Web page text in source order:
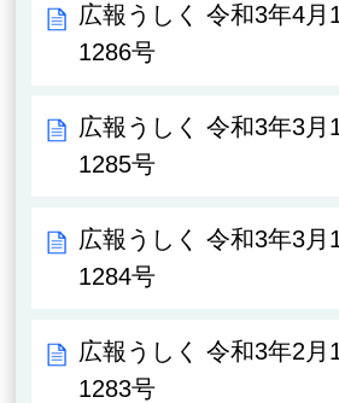
広報うしく 令和3年4月
1286号
広報うしく 令和3年3月
1285号
広報うしく 令和3年3月
1284号
広報うしく 令和3年2月
1283号